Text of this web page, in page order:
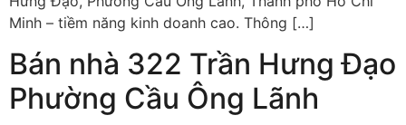
Minh – tiềm năng kinh doanh cao. Thông […]
Bán nhà 322 Trần Hưng Đạo
Phường Cầu Ông Lãnh